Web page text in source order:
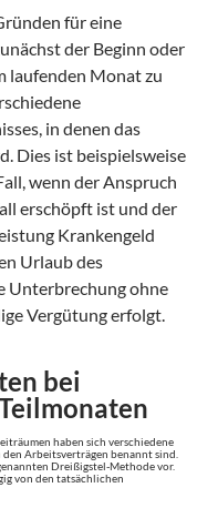
für eine
der Beginn oder
laufenden Monat zu
in denen das
Dies ist beispielsweise
wenn der Anspruch
erschöpft ist und der
Krankengeld
Urlaub des
Unterbrechung ohne
Vergütung erfolgt.
bei
haben sich verschiedene
Arbeitsverträgen benannt sind.
Dreißigstel-Methode vor.
von den tatsächlichen